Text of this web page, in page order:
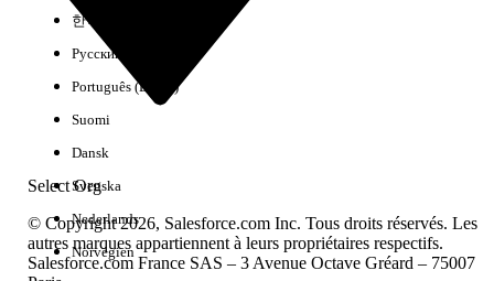
Aucun résultat
Select Org
한국어
Русский
Português (Brasil)
Suomi
Dansk
Svenska
Nederlands
Norvégien
© Copyright 2026, Salesforce.com Inc. Tous droits réservés. Les
autres marques appartiennent à leurs propriétaires respectifs.
Salesforce.com France SAS – 3 Avenue Octave Gréard – 75007